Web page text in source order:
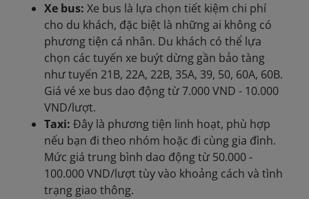
Xe bus: Xe bus là lựa chọn tiết kiệm chi phí
cho du khách, đặc biệt là những ai không có
phương tiện cá nhân. Du khách có thể lựa
chọn các tuyến xe buýt dừng gần bảo tàng
như tuyến 21B, 22A, 22B, 35A, 39, 50, 60A, 60B.
Giá vé xe bus dao động từ 7.000 VND - 10.000
VND/lượt.
Taxi: Đây là phương tiện linh hoạt, phù hợp
nếu bạn đi theo nhóm hoặc đi cùng gia đình.
Mức giá trung bình dao động từ 50.000 -
100.000 VND/lượt tùy vào khoảng cách và tình
trạng giao thông.